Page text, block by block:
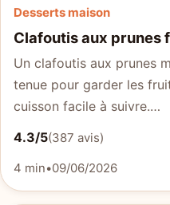
Desserts maison
Clafoutis aux prunes
Un clafoutis aux prunes
tenue pour garder les
cuisson facile à suivre.…
4.3/5(387 avis)
4 min•09/06/2026